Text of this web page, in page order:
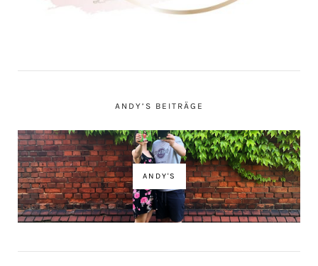
ANDY’S BEITRÄGE
ANDY'S